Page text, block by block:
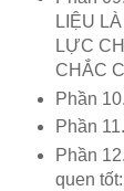
LIỆU
LỰC
CHẮC
Phần
Phần
Phần
quen tốt: